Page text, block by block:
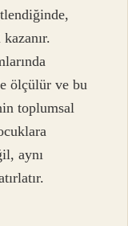
ölçülür ve bu
toplumsal
aynı